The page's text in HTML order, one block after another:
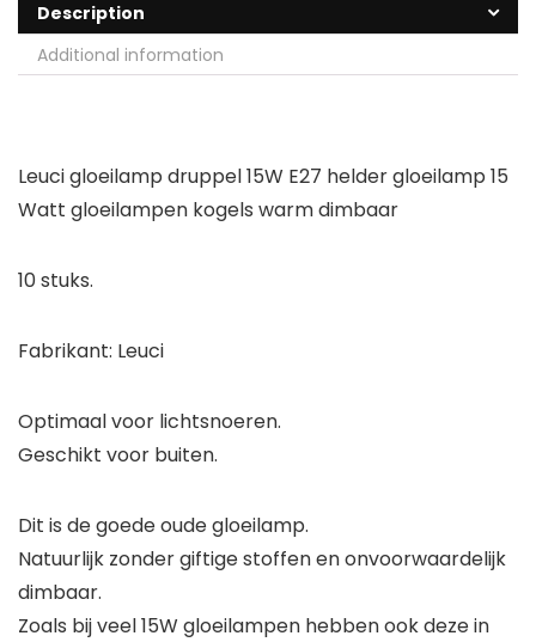
Description
Additional information
Leuci gloeilamp druppel 15W E27 helder gloeilamp 15
Watt gloeilampen kogels warm dimbaar
10 stuks.
Fabrikant: Leuci
Optimaal voor lichtsnoeren.
Geschikt voor buiten.
Dit is de goede oude gloeilamp.
Natuurlijk zonder giftige stoffen en onvoorwaardelijk
dimbaar.
Zoals bij veel 15W gloeilampen hebben ook deze in